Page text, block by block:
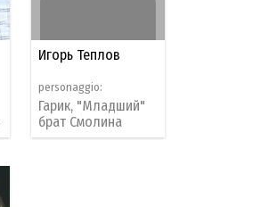
Игорь Теплов
personaggio:
Гарик, "Младший"
брат Смолина